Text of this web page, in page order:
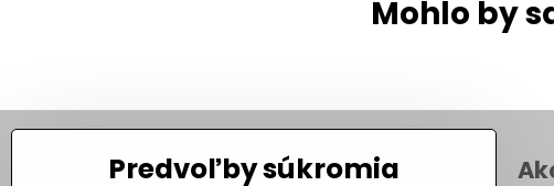
Mohlo by
KontaktPredvoľby súkromia